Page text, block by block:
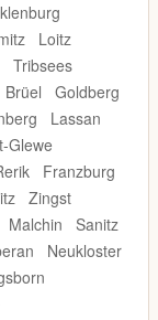
Loitz
Tribsees
Brüel
Goldberg
Lassan
Glewe
Franzburg
Zingst
Malchin
Sanitz
Neukloster